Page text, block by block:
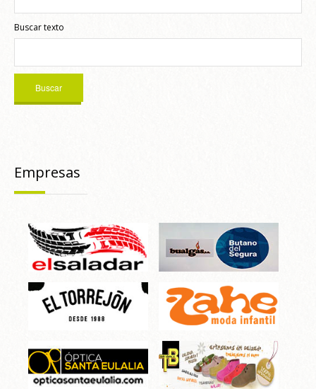
Buscar texto
Empresas